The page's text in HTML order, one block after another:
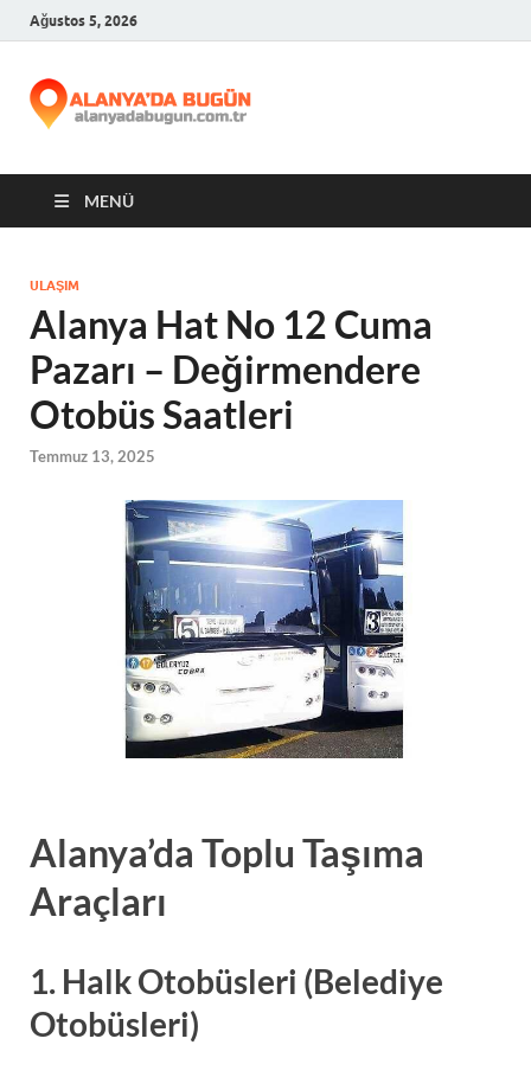
Ağustos 5, 2026
Bugün
MENÜ
ULAŞIM
Alanya Hat No 12 Cuma
Pazarı – Değirmendere
Otobüs Saatleri
Temmuz 13, 2025
Alanya’da Toplu Taşıma
Araçları
1. Halk Otobüsleri (Belediye
Otobüsleri)